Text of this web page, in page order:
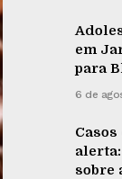
em
para
6 de
sobre